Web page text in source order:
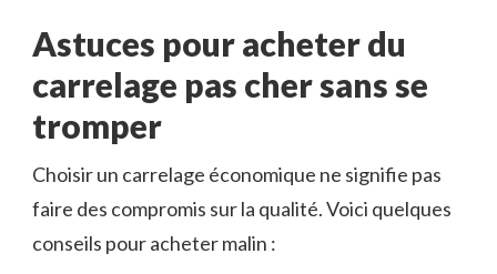
Astuces pour acheter du
carrelage pas cher sans se
tromper
Choisir un carrelage économique ne signifie pas
faire des compromis sur la qualité. Voici quelques
conseils pour acheter malin :